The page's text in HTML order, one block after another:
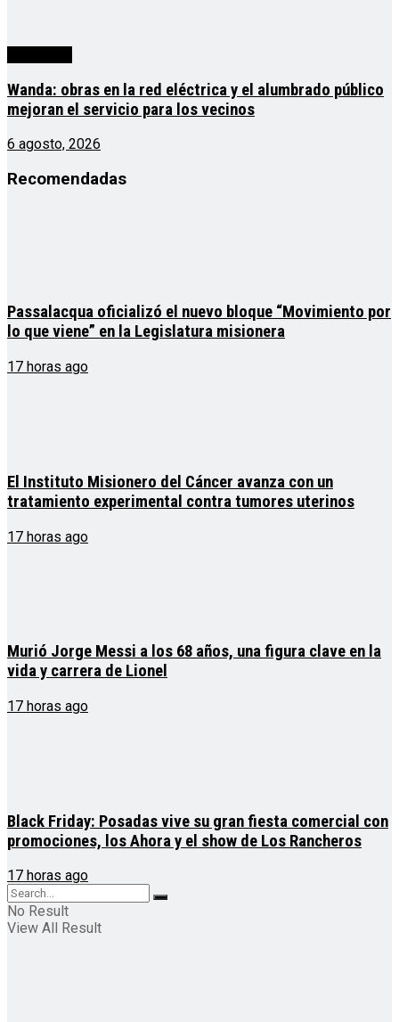
Wanda: obras en la red eléctrica y el alumbrado público
mejoran el servicio para los vecinos
6 agosto, 2026
Recomendadas
Passalacqua oficializó el nuevo bloque “Movimiento por
lo que viene” en la Legislatura misionera
17 horas ago
El Instituto Misionero del Cáncer avanza con un
tratamiento experimental contra tumores uterinos
17 horas ago
Murió Jorge Messi a los 68 años, una figura clave en la
vida y carrera de Lionel
17 horas ago
Black Friday: Posadas vive su gran fiesta comercial con
promociones, los Ahora y el show de Los Rancheros
17 horas ago
No Result
View All Result